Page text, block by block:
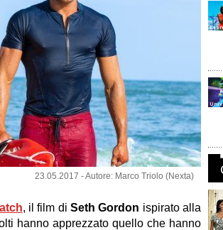
23.05.2017 - Autore: Marco Triolo (Nexta)
, il film diSeth Gordon ispirato alla
hanno apprezzato quello che hanno